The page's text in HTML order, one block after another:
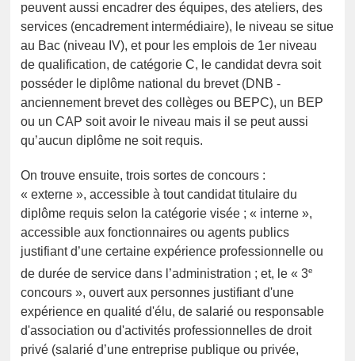
peuvent aussi encadrer des équipes, des ateliers, des
services (encadrement intermédiaire), le niveau se situe
au Bac (niveau IV), et pour les emplois de 1er niveau
de qualification, de catégorie C, le candidat devra soit
posséder le diplôme national du brevet (DNB -
anciennement brevet des collèges ou BEPC), un BEP
ou un CAP soit avoir le niveau mais il se peut aussi
qu’aucun diplôme ne soit requis.
On trouve ensuite, trois sortes de concours :
« externe », accessible à tout candidat titulaire du
diplôme requis selon la catégorie visée ; « interne »,
accessible aux fonctionnaires ou agents publics
justifiant d’une certaine expérience professionnelle ou
de durée de service dans l’administration ; et, le « 3e
concours », ouvert aux personnes justifiant d'une
expérience en qualité d'élu, de salarié ou responsable
d'association ou d'activités professionnelles de droit
privé (salarié d’une entreprise publique ou privée,